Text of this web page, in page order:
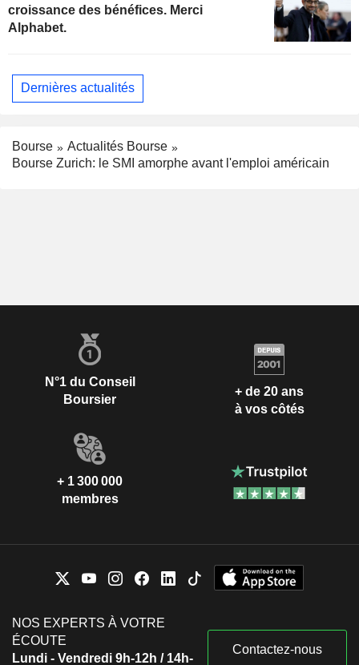
croissance des bénéfices. Merci
Alphabet.
Dernières actualités
Bourse
Actualités Bourse
Bourse Zurich: le SMI amorphe avant l'emploi américain
N°1 du Conseil
Boursier
+ de 20 ans
à vos côtés
+ 1 300 000
membres
NOS EXPERTS À VOTRE
ÉCOUTE
Lundi - Vendredi 9h-12h / 14h-
Contactez-nous